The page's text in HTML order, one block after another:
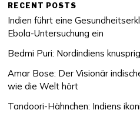
RECENT POSTS
Indien führt eine
Ebola-Untersuchung ein
Bedmi Puri: Nordindiens
Amar Bose: Der Visionär
wie die Welt hört
Tandoori-Hähnchen: Indiens